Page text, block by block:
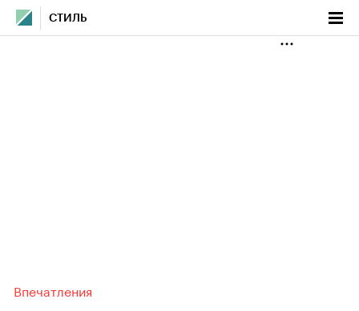
СТИЛЬ
Впечатления